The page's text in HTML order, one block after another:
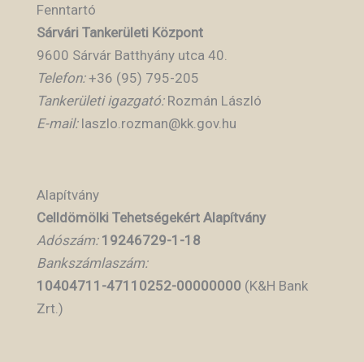
Fenntartó
Sárvári Tankerületi Központ
9600 Sárvár Batthyány utca 40.
Telefon:+36 (95) 795-205
Tankerületi igazgató:Rozmán László
E-mail:laszlo.rozman@kk.gov.hu
Alapítvány
Celldömölki Tehetségekért Alapítvány
Adószám: 19246729-1-18
Bankszámlaszám:
10404711-47110252-00000000 (K&H Bank
Zrt.)